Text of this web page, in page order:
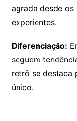
agrada desde os
experientes.
Diferenciação:
seguem
retrô se destaca
único.